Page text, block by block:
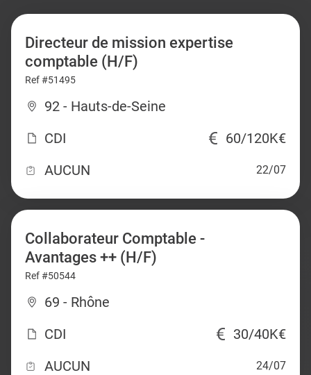
Directeur de mission expertise
comptable (H/F)
Ref #51495
92 - Hauts-de-Seine
CDI
60/120K€
AUCUN
22/07
Collaborateur Comptable -
Avantages ++ (H/F)
Ref #50544
69 - Rhône
CDI
30/40K€
AUCUN
24/07